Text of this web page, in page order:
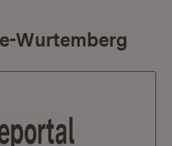
Wurtemberg